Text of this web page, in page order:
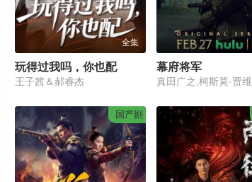
全集
玩得过我吗，你也配
王子茜＆郝睿杰
幕府将军
国产剧